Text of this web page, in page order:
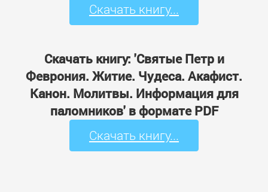
Скачать книгу...
Скачать книгу: 'Святые Петр и
Феврония. Житие. Чудеса. Акафист.
Канон. Молитвы. Информация для
паломников' в формате PDF
Скачать книгу...